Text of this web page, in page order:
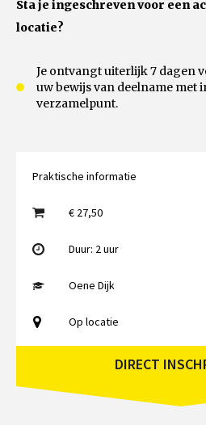
Sta je ingeschreven voor een
locatie?
Je ontvangt uiterlijk 7 dagen
uw bewijs van deelname met
verzamelpunt.
Praktische informatie
€ 27,50
Duur: 2 uur
Oene Dijk
Op locatie
DIRECT